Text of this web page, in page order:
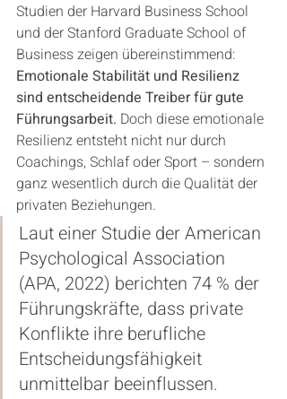
Studien der Harvard Business School
und der Stanford Graduate School of
Business zeigen übereinstimmend:
Emotionale Stabilität und Resilienz
sind entscheidende Treiber für gute
Führungsarbeit. Doch diese emotionale
Resilienz entsteht nicht nur durch
Coachings, Schlaf oder Sport – sondern
ganz wesentlich durch die Qualität der
privaten Beziehungen.
Laut einer Studie der American
Psychological Association
(APA, 2022) berichten 74 % der
Führungskräfte, dass private
Konflikte ihre berufliche
Entscheidungsfähigkeit
unmittelbar beeinflussen.